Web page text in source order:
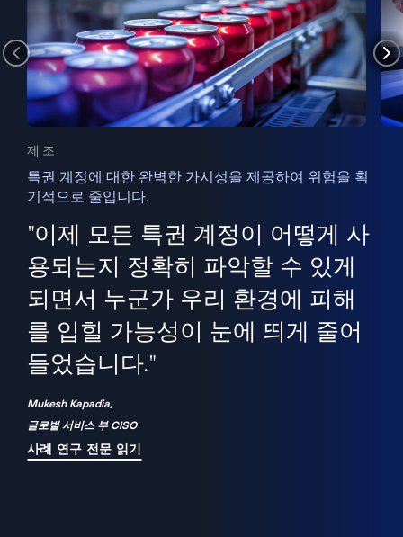
제조
특권 계정에 대한 완벽한 가시성을 제공하여 위험을 획
기적으로 줄입니다.
"이제 모든 특권 계정이 어떻게 사
용되는지 정확히 파악할 수 있게
되면서 누군가 우리 환경에 피해
를 입힐 가능성이 눈에 띄게 줄어
들었습니다."
Mukesh Kapadia,
글로벌 서비스 부 CISO
사례 연구 전문 읽기